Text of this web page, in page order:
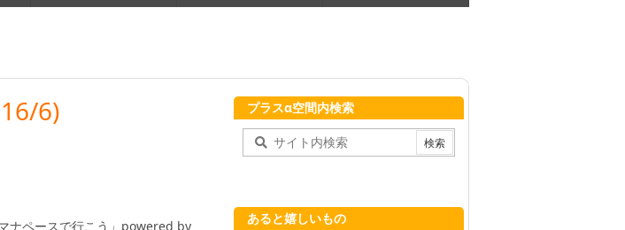
6)
ナペースで行こう」powered by
プラスα空間内検索
あると嬉しいもの